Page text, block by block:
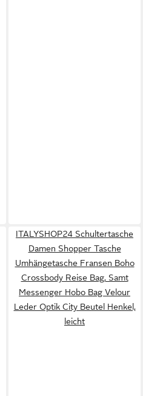
ITALYSHOP24 Schultertasche
Damen Shopper Tasche
Umhängetasche Fransen Boho
Crossbody Reise Bag, Samt
Messenger Hobo Bag Velour
Leder Optik City Beutel Henkel,
leicht